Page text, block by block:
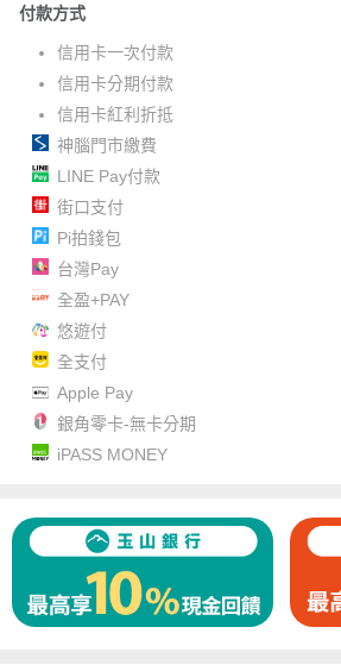
付款方式
信用卡一次付款
信用卡分期付款
信用卡紅利折抵
神腦門市繳費
LINE Pay付款
街口支付
Pi拍錢包
台灣Pay
全盈+PAY
悠遊付
全支付
Apple Pay
銀角零卡-無卡分期
iPASS MONEY